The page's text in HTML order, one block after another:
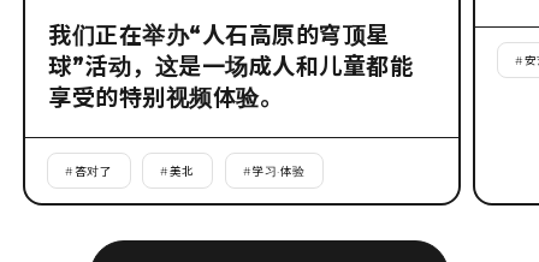
我们正在举办“人石高原的穹顶星
球”活动，这是一场成人和儿童都能
享受的特别视频体验。
# 答对了 #美北 #学习·体验
#安